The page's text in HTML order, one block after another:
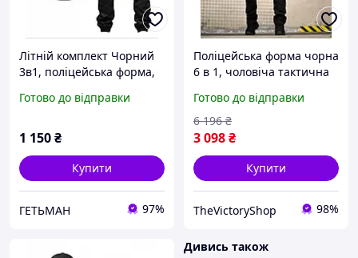
Літній комплект Чорний
3в1, поліцейська форма,
форма для поліції
Готово до відправки
1 150₴
Купити
ГЕТЬМАН 97%
Поліцейська форма чорна
6 в 1, чоловіча тактична
форма поліція XL tcs7bn
Готово до відправки
3 098₴
6 196 ₴
Купити
TheVictoryShop 98%
Дивись також